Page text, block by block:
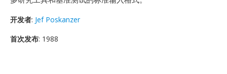
开发者: Jef Poskanzer
首次发布: 1988